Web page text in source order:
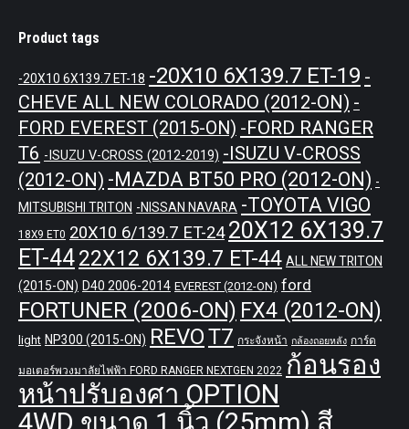
Product tags
-20X10 6X139.7 ET-18 -20X10 6X139.7 ET-19 -
CHEVE ALL NEW COLORADO (2012-ON) -
FORD EVEREST (2015-ON) -FORD RANGER
T6 -ISUZU V-CROSS (2012-2019) -ISUZU V-CROSS
(2012-ON) -MAZDA BT50 PRO (2012-ON) -
MITSUBISHI TRITON -NISSAN NAVARA -TOYOTA VIGO
18X9 ET0 20X10 6/139.7 ET-24 20X12 6X139.7
ET-4422X12 6X139.7 ET-44 ALL NEW TRITON
(2015-ON) D40 2006-2014 EVEREST (2012-ON) ford
FORTUNER (2006-ON) FX4 (2012-ON)
light NP300 (2015-ON) REVOT7 กระจังหน้า กล้องถอยหลัง การ์ด
มอเตอร์พวงมาลัยไฟฟ้า FORD RANGER NEXTGEN 2022 ก้อนรอง
หน้าปรับองศา OPTION
4WD ขนาด 1 นิ้ว (25mm) สี